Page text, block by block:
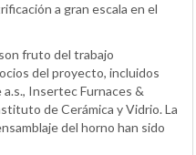
a gran escala en el
fruto del trabajo
del proyecto, incluidos
Insertec Furnaces &
de Cerámica y Vidrio. La
del horno han sido